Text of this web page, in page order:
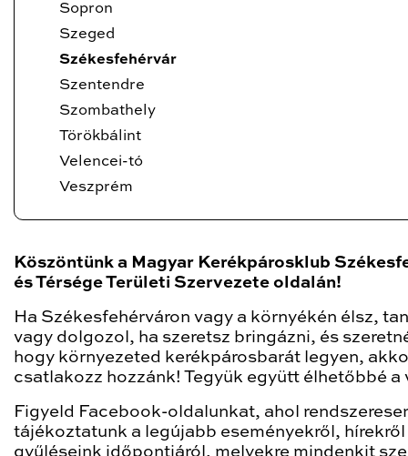
Sopron
Szeged
Székesfehérvár
Szentendre
Szombathely
Törökbálint
Velencei-tó
Veszprém
Köszöntünk a Magyar Kerékpárosklub
és Térsége Területi Szervezete oldalán!
Ha Székesfehérváron vagy a környékén élsz,
vagy dolgozol, ha szeretsz bringázni, és
hogy környezeted kerékpárosbarát legyen,
csatlakozz hozzánk! Tegyük együtt élhetőbbé a
Figyeld Facebook-oldalunkat, ahol
tájékoztatunk a legújabb eseményekről, hírekről
gyűléseink időpontjáról, melyekre mindenkit